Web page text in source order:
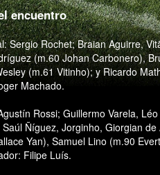
encuentro
Sergio Rochet; Braian Aguirre,
(m.60 Johan Carbonero),
(m.61 Vitinho); y Ricardo
Machado.
Rossi; Guillermo Varela,
Ñíguez, Jorginho, Giorgian
Yan), Samuel Lino (m.90
Filipe Luís.